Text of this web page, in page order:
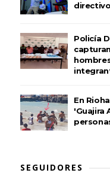
Policía
En
'Guajira
SEGUIDORES